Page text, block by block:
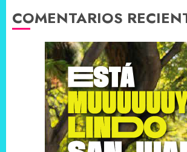
COMENTARIOS